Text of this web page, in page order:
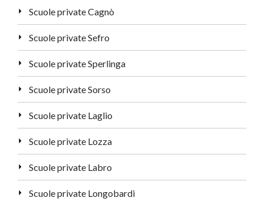
Scuole private Cagnò
Scuole private Sefro
Scuole private Sperlinga
Scuole private Sorso
Scuole private Laglio
Scuole private Lozza
Scuole private Labro
Scuole private Longobardi